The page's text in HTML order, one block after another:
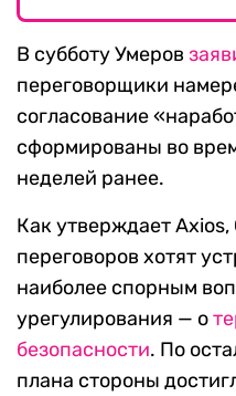
В субботу Умеров
переговорщики
согласование
сформированы во
неделей ранее.
Как утверждает
переговоров хотят
наиболее спорным
урегулирования — о
безопасности. По
плана стороны